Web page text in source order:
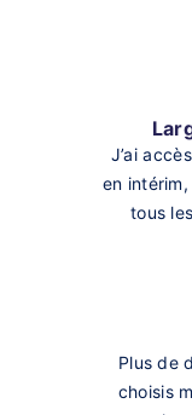
J’ai
en
tous
Plus de
choisis